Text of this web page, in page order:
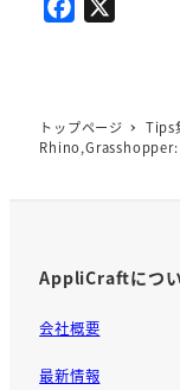
b
o
トップページ Tips
Rhino,Grasshopper:
AppliCraftにつ
会社概要
最新情報